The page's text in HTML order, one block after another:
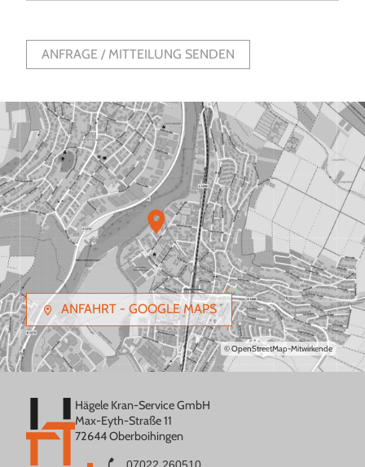
ANFRAGE / MITTEILUNG SENDEN
ANFAHRT - GOOGLE MAPS
© OpenStreetMap-Mitwirkende
Hägele Kran-Service GmbH
Max-Eyth-Straße 11
72644 Oberboihingen
07022 260510